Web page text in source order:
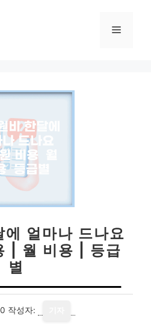
메
에 얼마나 드나요
| 월 비용 | 등급
별
작성자: